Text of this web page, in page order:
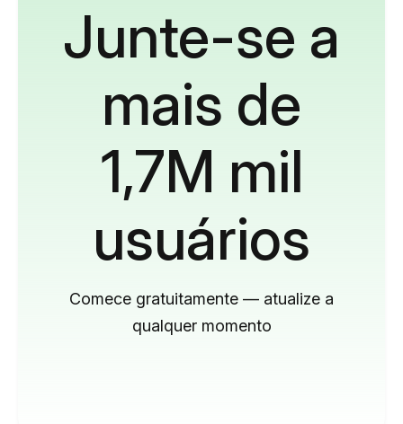
Junte-se a
mais de
1,7M mil
usuários
Comece gratuitamente — atualize a
qualquer momento